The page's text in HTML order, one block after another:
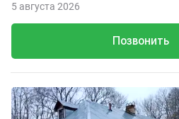
Позвонить
5 августа 2026